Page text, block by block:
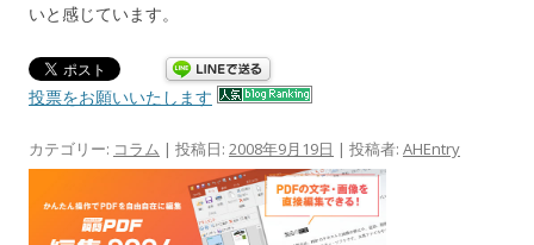
いと感じています。
投票をお願いいたします
カテゴリー: コラム | 投稿日: 2008年9月19日 | 投稿者: AHEntry